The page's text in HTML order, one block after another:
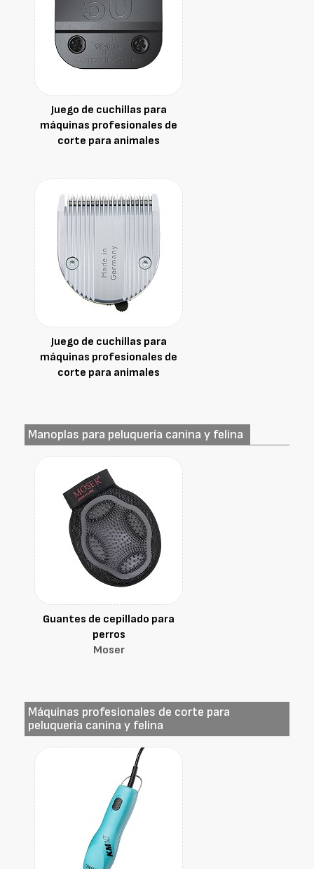
Juego de cuchillas para
máquinas profesionales de
corte para animales
Juego de cuchillas para
máquinas profesionales de
corte para animales
Manoplas para peluquería canina y felina
Guantes de cepillado para
perros
Moser
Máquinas profesionales de corte para
peluquería canina y felina